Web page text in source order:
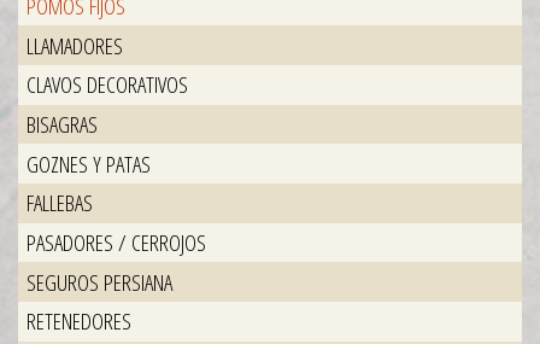
LLAMADORES
CLAVOS DECORATIVOS
BISAGRAS
GOZNES Y PATAS
FALLEBAS
PASADORES / CERROJOS
SEGUROS PERSIANA
RETENEDORES